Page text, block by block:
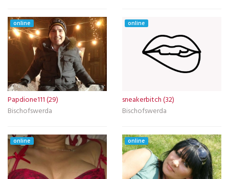
online
Papdione111 (29)
Bischofswerda
online
sneakerbitch (32)
Bischofswerda
online online